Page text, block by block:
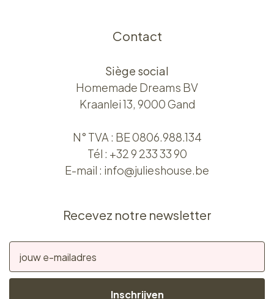
Contact
Siège social
Homemade Dreams BV
Kraanlei 13, 9000 Gand
N° TVA : BE 0806.988.134
Tél : +32 9 233 33 90
E-mail : info@julieshouse.be
Recevez notre newsletter
Inschrijven